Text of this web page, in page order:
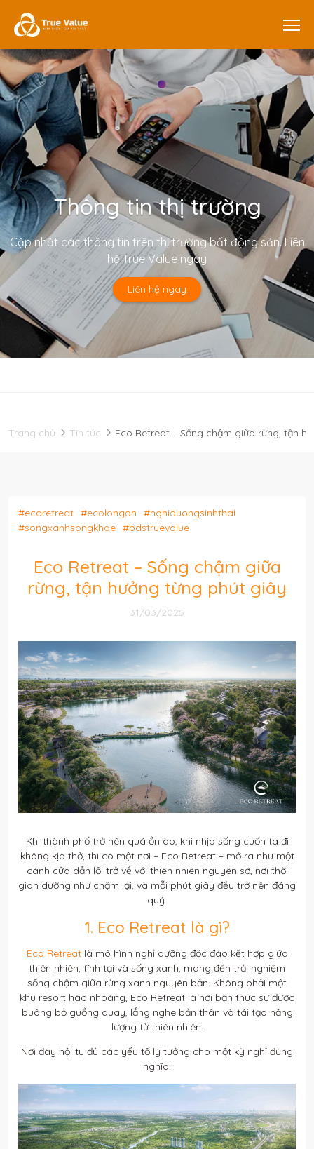
Thông tin thị trường
Cập nhật các thông tin trên thị trường bất động sản. Liên
hệ True Value ngay
Liên hệ ngay
Trang chủ Tin tức Eco Retreat – Sống chậm giữa rừng, tận
#ecoretreat #ecolongan
#nghiduongsinhthai
#songxanhsongkhoe #bdstruevalue
Eco Retreat – Sống chậm giữa
rừng, tận hưởng từng phút giây
31/03/2025
Khi thành phố trở nên quá ồn ào, khi nhịp sống cuốn ta đi
không kịp thở, thì có một nơi – Eco Retreat – mở ra như một
cánh cửa dẫn lối trở về với thiên nhiên nguyên sơ, nơi thời
gian dường như chậm lại, và mỗi phút giây đều trở nên đáng
quý.
1. Eco Retreat là gì?
Eco Retreatlà mô hình nghỉ dưỡng độc đáo kết hợp giữa
thiên nhiên, tĩnh tại và sống xanh, mang đến trải nghiệm
sống chậm giữa rừng xanh nguyên bản. Không phải một
khu resort hào nhoáng, Eco Retreat là nơi bạn thực sự được
buông bỏ guồng quay, lắng nghe bản thân và tái tạo năng
lượng từ thiên nhiên.
Nơi đây hội tụ đủ các yếu tố lý tưởng cho một kỳ nghỉ đúng
nghĩa: